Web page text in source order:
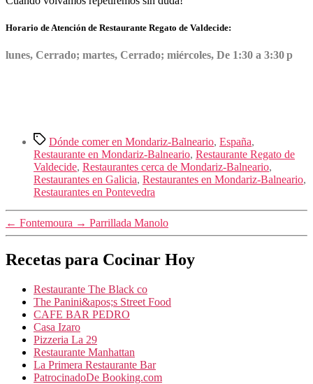
Horario de Atención de Restaurante Regato de Valdecide:
lunes, Cerrado; martes, Cerrado; miércoles, De 1:30 a 3:30 p
Etiquetas
Dónde comer en Mondariz-Balneario, España,
Restaurante en Mondariz-Balneario, Restaurante Regato de
Valdecide, Restaurantes cerca de Mondariz-Balneario,
Restaurantes en Galicia, Restaurantes en Mondariz-Balneario,
Restaurantes en Pontevedra
← Fontemoura → Parrillada Manolo
Recetas para Cocinar Hoy
Restaurante The Black co
The Panini&apos;s Street Food
CAFE BAR PEDRO
Casa Izaro
Pizzeria La 29
Restaurante Manhattan
La Primera Restaurante Bar
PatrocinadoDe Booking.com